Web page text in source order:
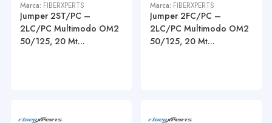
Marca: FIBERXPERTS
Jumper 2ST/PC –
2LC/PC Multimodo OM2
50/125, 20 Mt...
Marca: FIBERXPERTS
Jumper 2FC/PC –
2LC/PC Multimodo OM2
50/125, 20 Mt...